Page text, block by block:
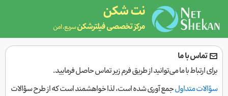
نت شکن
مرکز تخصصی فیلترشکنسریع، امن
تماس با ما
برای ارتباط با ما می‌توانید از طریق فرم زیر تماس حاصل فرمایید.
سؤالات متداولجمع آوری شده است، لذا خواهشمند است که از طرح سؤالات